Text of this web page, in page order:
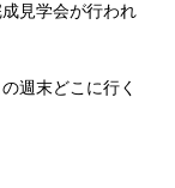
見学会が行われ
週末どこに行く